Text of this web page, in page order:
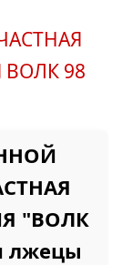
98
"ВОЛК
лжецы